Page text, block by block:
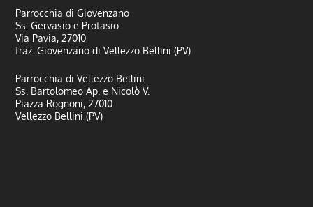
Parrocchia di Giovenzano
Ss. Gervasio e Protasio
Via Pavia, 27010
fraz. Giovenzano di Vellezzo Bellini (PV)
Parrocchia di Vellezzo Bellini
Ss. Bartolomeo Ap. e Nicolò V.
Piazza Rognoni, 27010
Vellezzo Bellini (PV)